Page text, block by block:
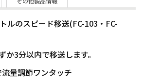
ルのスピード移送(FC-103・FC-
か3分以内で移送します。
量調節ワンタッチ